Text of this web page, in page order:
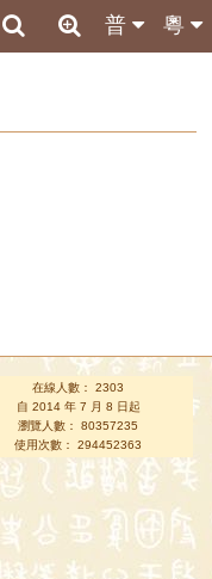
粵
普
在線人數： 2303
自 2014 年 7 月 8 日起
瀏覽人數： 80357235
使用次數： 294452363